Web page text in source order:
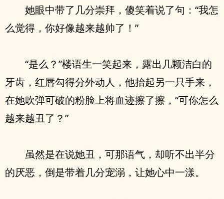
她眼中带了几分崇拜，傻笑着说了句：“我怎
么觉得，你好像越来越帅了！”
“是么？”楼语生一笑起来，露出几颗洁白的
牙齿，红唇勾得分外动人，他抬起另一只手来，
在她吹弹可破的粉脸上将血迹擦了擦，“可你怎么
越来越丑了？”
虽然是在说她丑，可那语气，却听不出半分
的厌恶，倒是带着几分宠溺，让她心中一漾。